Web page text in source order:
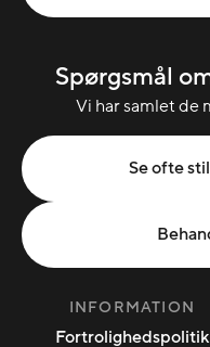
Spørgsmål
Vi har samlet de
Se ofte
INFORMATION
Fortrolighedspolitik